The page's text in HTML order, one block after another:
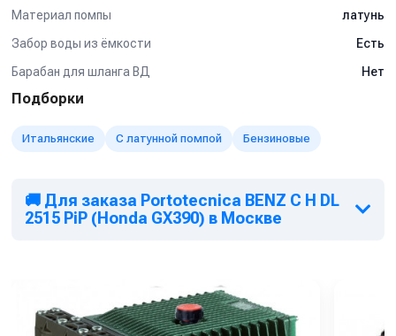
Материал помпы
латунь
Забор воды из ёмкости
Есть
Барабан для шланга ВД
Нет
Подборки
Итальянские С латунной помпой Бензиновые
🚚 Для заказа Portotecnica BENZ C H DL
2515 PiP (Honda GX390) в Москве